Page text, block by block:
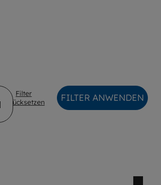
Filter
zurücksetzen
FILTER ANWENDEN